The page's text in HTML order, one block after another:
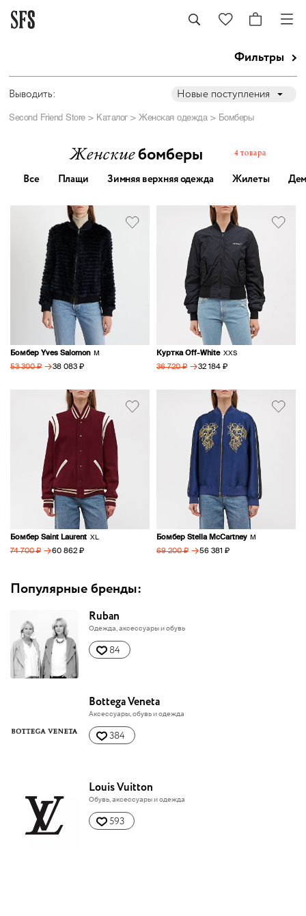
Фильтры
Выводить: Новые поступления
Second Friend Store> Каталог> Женская одежда> Бомберы
Женскиебомберы 4 товара
Все Плащи Зимняя верхняя одежда Жилеты
Бомбер Yves Salomon M
53 300 ₽ → 38 083 ₽
Куртка Off-White XXS
36 720 ₽ → 32 184 ₽
Бомбер Saint Laurent XL
74 700 ₽ → 60 862 ₽
Бомбер Stella McCartney M
69 200 ₽ → 56 381 ₽
Популярные бренды:
Ruban
Одежда, аксессуары и обувь
84
Bottega Veneta
Аксессуары, обувь и одежда
384
Louis Vuitton
Обувь, аксессуары и одежда
593